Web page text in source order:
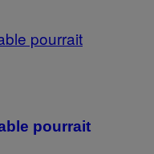
pourrait